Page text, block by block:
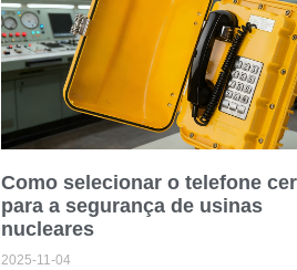
Como selecionar o telefone
para a segurança de usinas
nucleares
2025-11-04